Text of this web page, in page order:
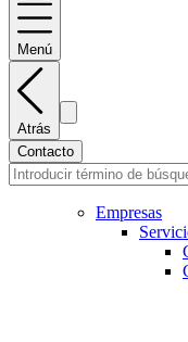
Menú
Atrás
Contacto
Empresas